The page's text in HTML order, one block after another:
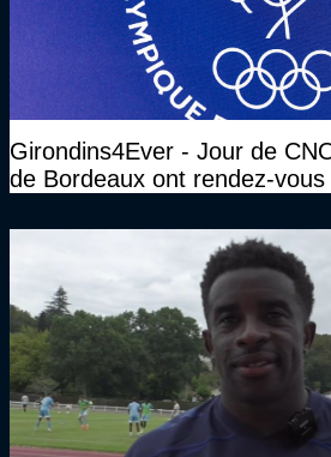
Girondins4Ever - Jour de
de Bordeaux ont rendez-